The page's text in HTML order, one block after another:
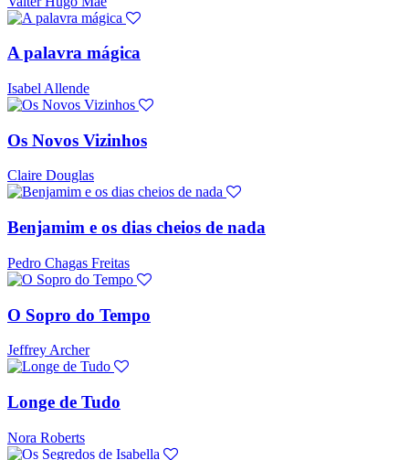
A palavra mágica
Isabel Allende
Os Novos Vizinhos
Claire Douglas
Benjamim e os dias cheios de nada
Pedro Chagas Freitas
O Sopro do Tempo
Jeffrey Archer
Longe de Tudo
Nora Roberts